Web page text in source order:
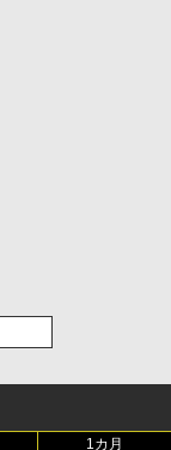
1カ月